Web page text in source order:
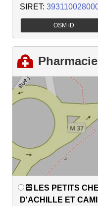
SIRET:
OSM iD
LES PETITS
D'ACHILLE ET